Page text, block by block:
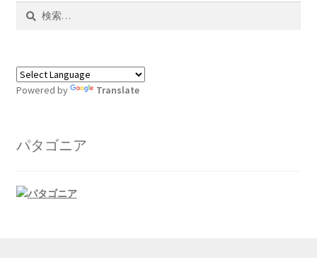
Powered by Translate
パタゴニア